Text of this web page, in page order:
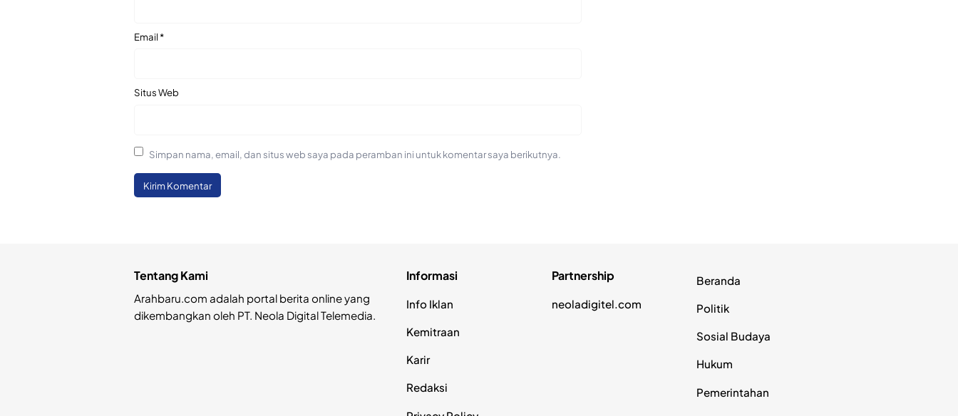
Email*
Situs Web
Simpan nama, email, dan situs web saya pada peramban ini untuk komentar saya berikutnya.
Tentang Kami
Arahbaru.com adalah portal berita online yang
dikembangkan oleh PT. Neola Digital Telemedia.
Informasi
Info Iklan
Kemitraan
Karir
Redaksi
Partnership
neoladigitel.com
Beranda
Politik
Sosial Budaya
Hukum
Pemerintahan